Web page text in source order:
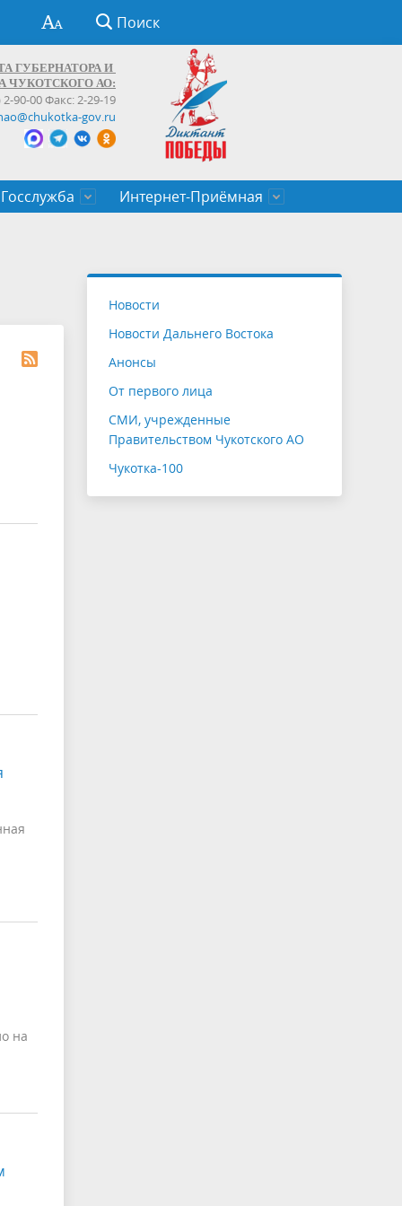
Поиск
ГУБЕРНАТОРА И
ЧУКОТСКОГО АО:
2-90-00 Факс: 2-29-19
gov.ru
Госслужба
служащих Чукотского автономного
Интернет-Приёмная
на
Новости
Новости Дальнего Востока
Анонсы
От первого лица
СМИ, учрежденные
Правительством Чукотского АО
Чукотка-100